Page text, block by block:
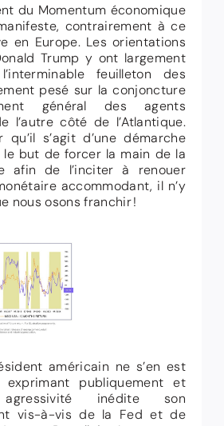
du Momentum économique
contrairement à ce
en Europe. Les orientations
Trump y ont largement
feuilleton des
pesé sur la conjoncture
général des agents
l’autre côté de l’Atlantique.
s’agit d’une démarche
le but de forcer la main de la
afin de l’inciter à renouer
accommodant, il n’y
nous osons franchir !
américain ne s’en est
publiquement et
inédite son
vis-à-vis de la Fed et de